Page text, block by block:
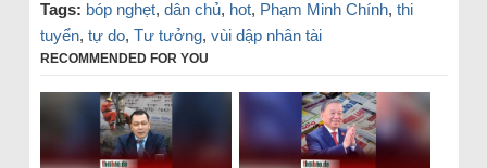
Tags: bóp nghẹt, dân chủ, hot, Phạm Minh Chính, thi
tuyển, tự do, Tư tưởng, vùi dập nhân tài
RECOMMENDED FOR YOU